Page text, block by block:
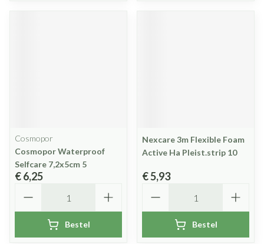
Cosmopor
Cosmopor Waterproof
Selfcare 7,2x5cm 5
€ 6,25
Bestel
Nexcare 3m Flexible Foam
Active Ha Pleist.strip 10
€ 5,93
Bestel